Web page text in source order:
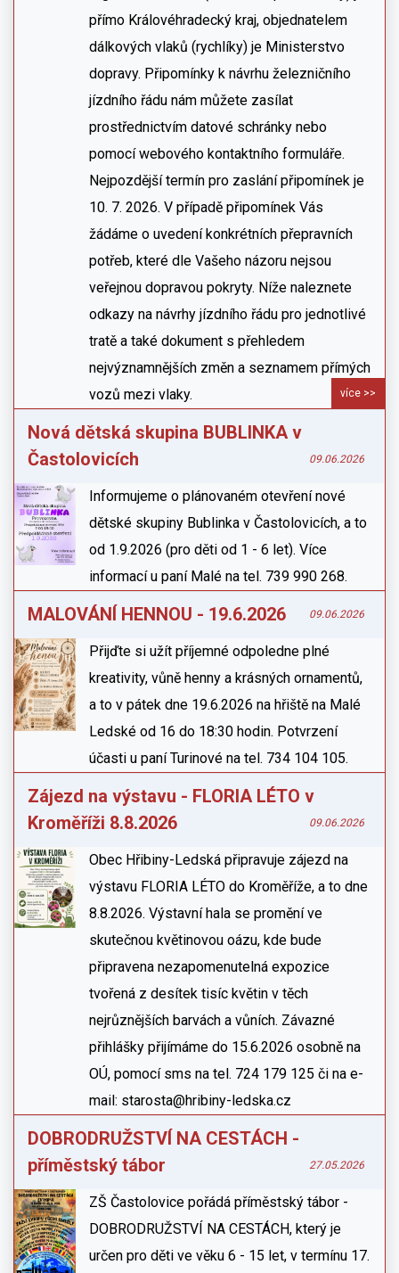
přímo Královéhradecký kraj, objednatelem
dálkových vlaků (rychlíky) je Ministerstvo
dopravy. Připomínky k návrhu železničního
jízdního řádu nám můžete zasílat
prostřednictvím datové schránky nebo
pomocí webového kontaktního formuláře.
Nejpozdější termín pro zaslání připomínek je
10. 7. 2026. V případě připomínek Vás
žádáme o uvedení konkrétních přepravních
potřeb, které dle Vašeho názoru nejsou
veřejnou dopravou pokryty. Níže naleznete
odkazy na návrhy jízdního řádu pro jednotlivé
tratě a také dokument s přehledem
nejvýznamnějších změn a seznamem přímých
vozů mezi vlaky.
více >>
Nová dětská skupina BUBLINKA v
Častolovicích
09.06.2026
Informujeme o plánovaném otevření nové
dětské skupiny Bublinka v Častolovicích, a to
od 1.9.2026 (pro děti od 1 - 6 let). Více
informací u paní Malé na tel. 739 990 268.
MALOVÁNÍ HENNOU - 19.6.2026 09.06.2026
Přijďte si užít příjemné odpoledne plné
kreativity, vůně henny a krásných ornamentů,
a to v pátek dne 19.6.2026 na hřiště na Malé
Ledské od 16 do 18:30 hodin. Potvrzení
účasti u paní Turinové na tel. 734 104 105.
Zájezd na výstavu - FLORIA LÉTO v
Kroměříži 8.8.2026
09.06.2026
Obec Hřibiny-Ledská připravuje zájezd na
výstavu FLORIA LÉTO do Kroměříže, a to dne
8.8.2026. Výstavní hala se promění ve
skutečnou květinovou oázu, kde bude
připravena nezapomenutelná expozice
tvořená z desítek tisíc květin v těch
nejrůznějších barvách a vůních. Závazné
přihlášky přijímáme do 15.6.2026 osobně na
OÚ, pomocí sms na tel. 724 179 125 či na e-
mail: starosta@hribiny-ledska.cz
DOBRODRUŽSTVÍ NA CESTÁCH -
příměstský tábor
27.05.2026
ZŠ Častolovice pořádá příměstský tábor -
DOBRODRUŽSTVÍ NA CESTÁCH, který je
určen pro děti ve věku 6 - 15 let, v termínu 17.